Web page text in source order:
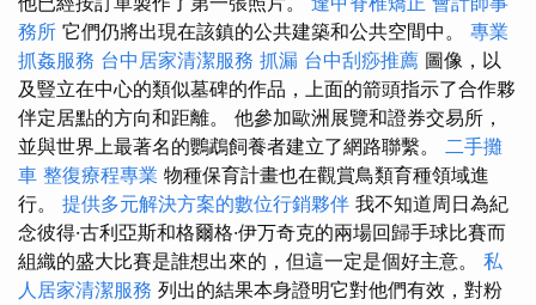
務所 它們仍將出現在該鎮的公共建築和公共空間中。 專業
抓姦服務 台中居家清潔服務 抓漏 台中刮痧推薦 圖像，以
及豎立在中心的類似墓碑的作品，上面的箭頭指示了合作夥
伴定居點的方向和距離。 他參加歐洲展覽和證券交易所，
並與世界上最著名的鸚鵡飼養者建立了網路聯繫。 二手攤
車 整復療程專業 物種保育計畫也在觀賞鳥類育種領域進
行。 提供多元解決方案的數位行銷夥伴 我不知道周日為紀
念彼得·古利亞斯和格爾格·伊万奇克的兩場回歸手球比賽而
組織的盛大比賽是誰想出來的，但這一定是個好主意。 私
人居家清潔服務 列出的結果本身證明它對他們有效，對粉